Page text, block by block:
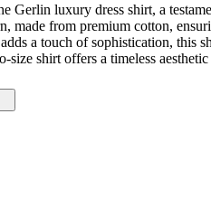
Gerlin luxury dress shirt, a
made from premium cotton,
a touch of sophistication, this
shirt offers a timeless
to be a standout in any